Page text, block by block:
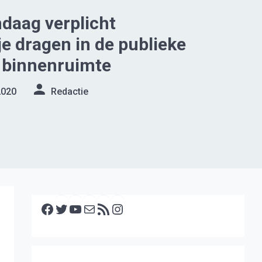
verplicht
dragen in de publieke
Redactie
Facebook Twitter YouTube E-mail RSS feed